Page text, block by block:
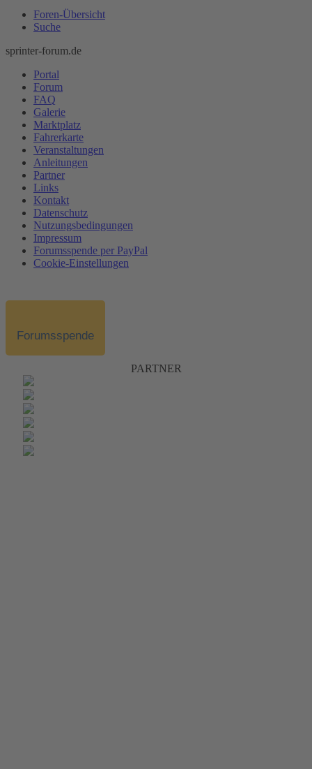
Foren-Übersicht
Suche
sprinter-forum.de
Portal
Forum
FAQ
Galerie
Marktplatz
Fahrerkarte
Veranstaltungen
Anleitungen
Partner
Links
Kontakt
Datenschutz
Nutzungsbedingungen
Impressum
Forumsspende per PayPal
Cookie-Einstellungen
Forumsspende
PARTNER